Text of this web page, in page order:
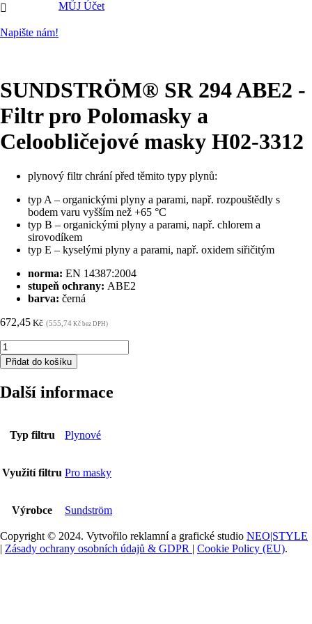

Napište nám!
MŮJ Účet
SUNDSTRÖM® SR 294 ABE2 -
Filtr pro Polomasky a
Celoobličejové masky H02-3312
plynový filtr chrání před těmito typy plynů:
typ A – organickými plyny a parami, např. rozpouštědly s
bodem varu vyšším než +65 °C
typ B – organickými plyny a parami, např. chlorem a
sirovodíkem
typ E – kyselými plyny a parami, např. oxidem siřičitým
norma: EN 14387:2004
stupeň ochrany: ABE2
barva: černá
672,45 Kč (555,74 Kč bez DPH)
SUNDSTRÖM®
SR
294
-
Polomasky
masky
množství
Přidat do košíku
Další informace
Typ filtru Plynové
Využití filtru Pro masky
Výrobce Sundström
Copyright © 2024. Vytvořilo reklamní a grafické studio NEO|STYLE
| Zásady ochrany osobních údajů & GDPR | Cookie Policy (EU).